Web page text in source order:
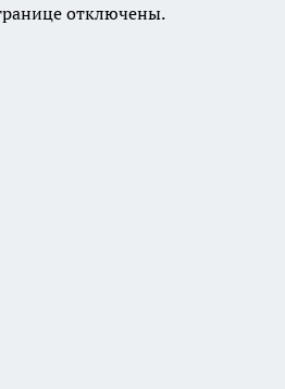
отключены.